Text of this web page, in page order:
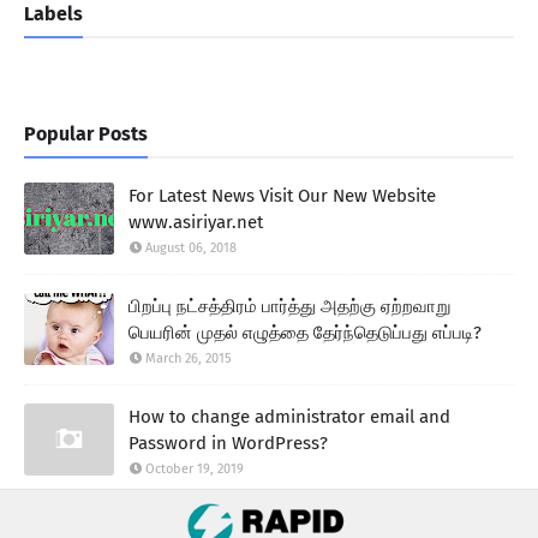
Labels
Popular Posts
For Latest News Visit Our New Website
www.asiriyar.net
August 06, 2018
பிறப்பு நட்சத்திரம் பார்த்து அதற்கு ஏற்றவாறு
பெயரின் முதல் எழுத்தை தேர்ந்தெடுப்பது எப்படி?
March 26, 2015
How to change administrator email and
Password in WordPress?
October 19, 2019